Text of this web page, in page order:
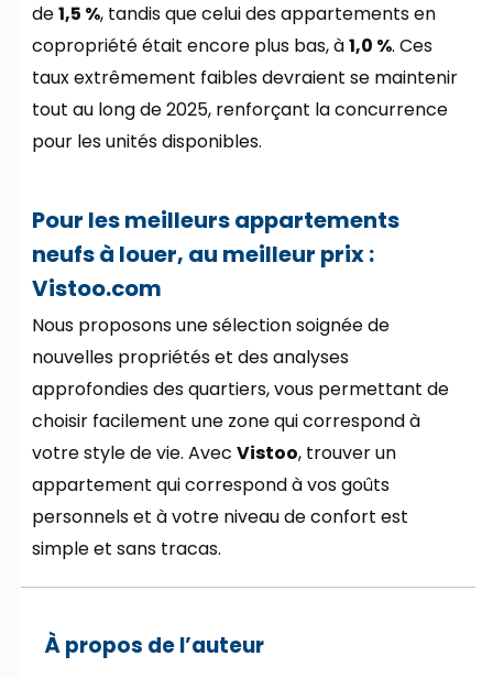
de1,5 %, tandis que celui des appartements en
copropriété était encore plus bas, à1,0 %. Ces
taux extrêmement faibles devraient se maintenir
tout au long de 2025, renforçant la concurrence
pour les unités disponibles.
Pour les meilleurs appartements
neufs à louer, au meilleur prix :
Vistoo.com
Nous proposons une sélection soignée de
nouvelles propriétés et des analyses
approfondies des quartiers, vous permettant de
choisir facilement une zone qui correspond à
votre style de vie. Avec Vistoo, trouver un
appartement qui correspond à vos goûts
personnels et à votre niveau de confort est
simple et sans tracas.
À propos de l’auteur